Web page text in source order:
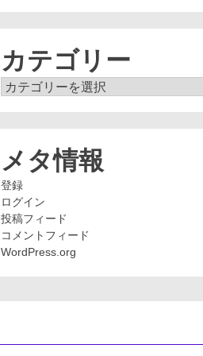
カテゴリー
カ
メタ情報
登録
ログイン
投稿フィード
コメントフィード
WordPress.org